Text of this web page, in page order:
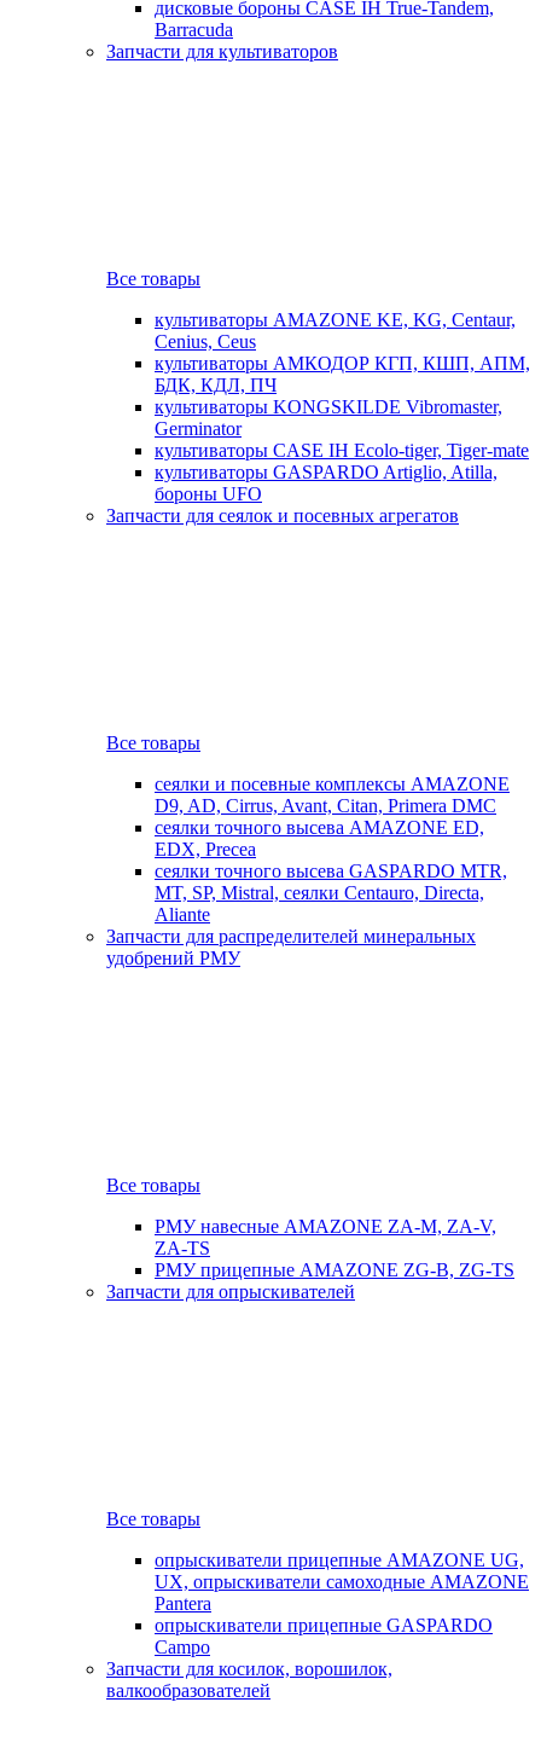
дисковые бороны CASE IH True-Tandem,
Barracuda
Запчасти для культиваторов
Все товары
культиваторы AMAZONE KE, KG, Centaur,
Cenius, Ceus
культиваторы АМКОДОР КГП, КШП, АПМ,
БДК, КДЛ, ПЧ
культиваторы KONGSKILDE Vibromaster,
Germinator
культиваторы CASE IH Ecolo-tiger, Tiger-mate
культиваторы GASPARDO Artiglio, Atilla,
бороны UFO
Запчасти для сеялок и посевных агрегатов
Все товары
сеялки и посевные комплексы AMAZONE
D9, AD, Cirrus, Avant, Citan, Primera DMC
сеялки точного высева AMAZONE ED,
EDX, Precea
сеялки точного высева GASPARDO MTR,
MT, SP, Mistral, сеялки Centauro, Directa,
Aliante
Запчасти для распределителей минеральных
удобрений РМУ
Все товары
РМУ навесные AMAZONE ZA-M, ZA-V,
ZA-TS
РМУ прицепные AMAZONE ZG-B, ZG-TS
Запчасти для опрыскивателей
Все товары
опрыскиватели прицепные AMAZONE UG,
UX, опрыскиватели самоходные AMAZONE
Pantera
опрыскиватели прицепные GASPARDO
Campo
Запчасти для косилок, ворошилок,
валкообразователей